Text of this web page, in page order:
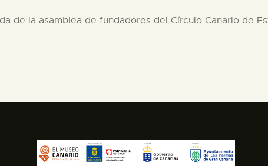
de la asamblea de fundadores del Círculo Canario de